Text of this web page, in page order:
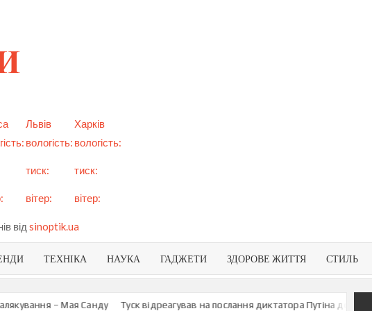
Львів
Харків
вологість:
тиск:
вітер:
вологість:
тиск:
вітер:
від sinoptik.ua
ТЕХНІКА НАУКА ГАДЖЕТИ ЗДОРОВЕ ЖИТТЯ СТИЛЬ
– Мая Санду Туск відреагував на послання диктатора Путіна до росіян